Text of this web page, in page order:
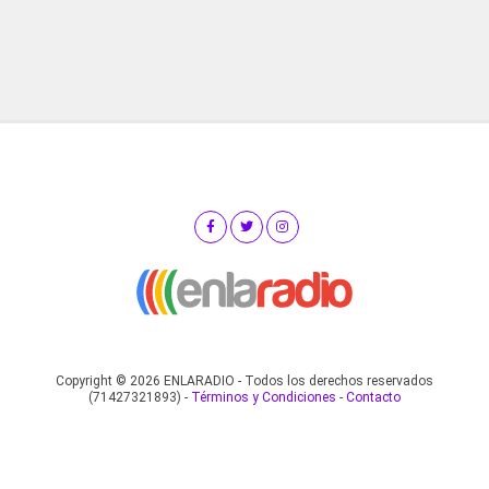
Copyright © 2026 ENLARADIO - Todos los derechos reservados
(71427321893) - Términos y Condiciones - Contacto